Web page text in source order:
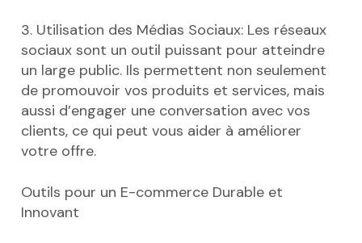
3. Utilisation des Médias Sociaux: Les réseaux
sociaux sont un outil puissant pour atteindre
un large public. Ils permettent non seulement
de promouvoir vos produits et services, mais
aussi d’engager une conversation avec vos
clients, ce qui peut vous aider à améliorer
votre offre.
Outils pour un E-commerce Durable et
Innovant